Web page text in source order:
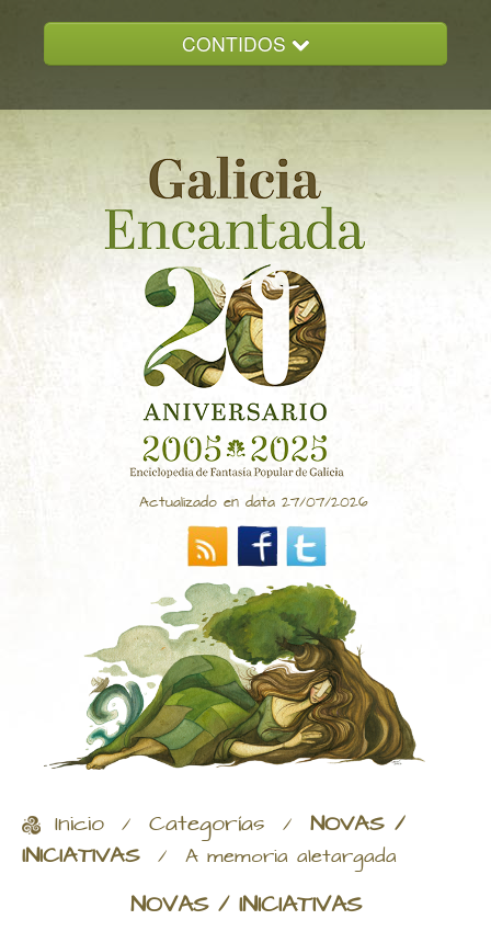
CONTIDOS
GALICIA ENCANTADA
DOCUMENTACION
NOVAS
CONTACTO
Actualizado en data 27/07/2026
Inicio / Categorías / NOVAS /
INICIATIVAS / A memoria aletargada
NOVAS / INICIATIVAS